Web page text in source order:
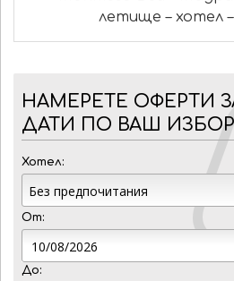
летище – хотел
НАМЕРЕТЕ ОФЕРТИ
ДАТИ ПО ВАШ ИЗБОР
Хотел:
От:
До: